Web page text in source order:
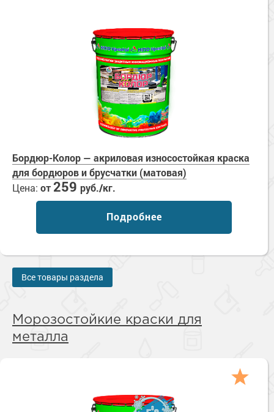
Морозостойкие краски для фасада
Сопутствующие товары
Бордюр-Колор — акриловая износостойкая краска
для бордюров и брусчатки (матовая)
Цена: от259 руб./кг.
Подробнее
Все товары раздела
Морозостойкие краски для
металла